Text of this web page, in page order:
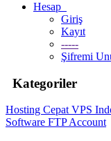
Hesap
Giriş
Kayıt
-----
Şifremi
Kategoriler
Hosting CepatVPS
Software FTP Account